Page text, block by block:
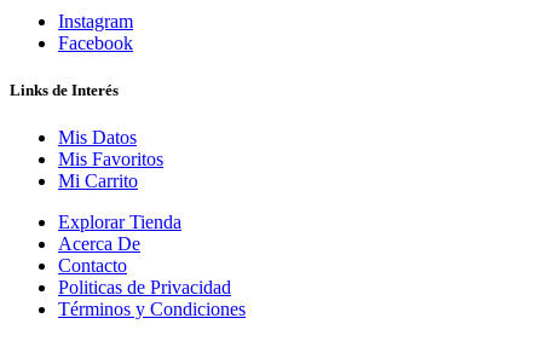
Instagram
Facebook
Links de Interés
Mis Datos
Mis Favoritos
Mi Carrito
Explorar Tienda
Acerca De
Contacto
Politicas de Privacidad
Términos y Condiciones